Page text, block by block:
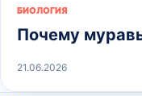
БИОЛОГИЯ
Почему
21.06.2026